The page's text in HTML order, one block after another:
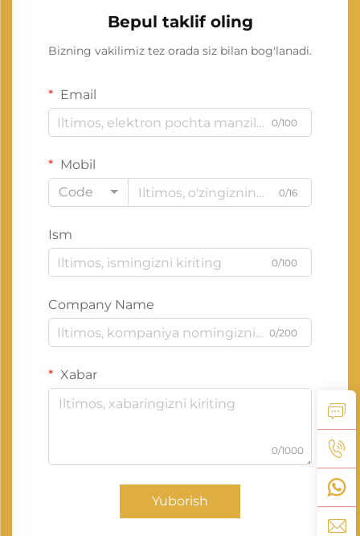
Bepul taklif oling
Bizning vakilimiz tez orada siz bilan bog'lanadi.
Email
0/100
Mobil
Code
0/16
Ism
0/100
Company Name
0/200
Xabar
0/1000
Yuborish